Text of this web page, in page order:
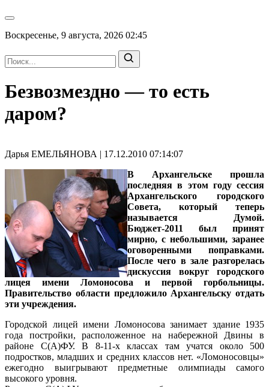
Воскресенье, 9 августа, 2026 02:45
Безвозмездно — то есть
даром?
Дарья ЕМЕЛЬЯНОВА | 17.12.2010 07:14:07
В Архангельске прошла
последняя в этом году сессия
Архангельского городского
Совета, который теперь
называется Думой.
Бюджет-2011 был принят
мирно, с небольшими, заранее
оговоренными поправками.
После чего в зале разгорелась
дискуссия вокруг городского
лицея имени Ломоносова и первой горбольницы.
Правительство области предложило Архангельску отдать
эти учреждения.
Городской лицей имени Ломоносова занимает здание 1935
года постройки, расположенное на набережной Двины в
районе С(А)ФУ. В 8-11-х классах там учатся около 500
подростков, младших и средних классов нет. «Ломоносовцы»
ежегодно выигрывают предметные олимпиады самого
высокого уровня.